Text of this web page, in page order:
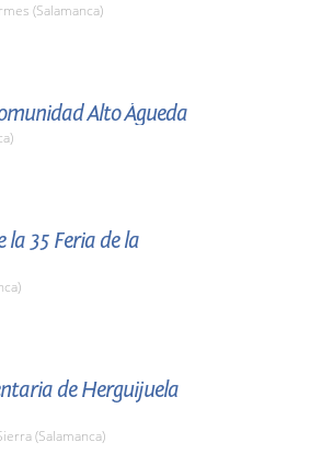
(Salamanca)
Alto Águeda
la 35 Feria de la
de Herguijuela
(Salamanca)